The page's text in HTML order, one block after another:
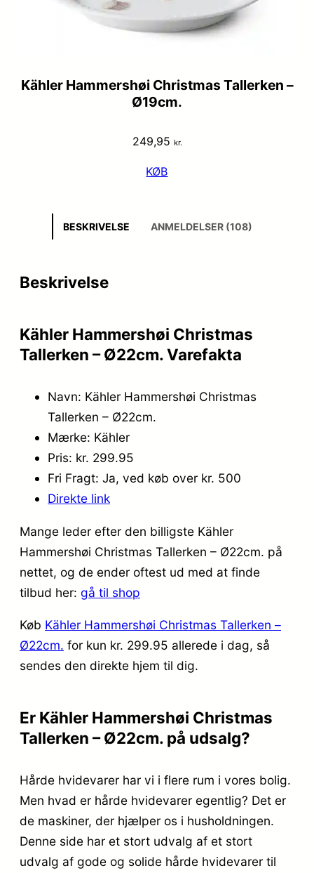
Kähler Hammershøi Christmas Tallerken –
Ø19cm.
249,95 kr.
KØB
BESKRIVELSE ANMELDELSER (108)
Beskrivelse
Kähler Hammershøi Christmas
Tallerken – Ø22cm. Varefakta
Navn: Kähler Hammershøi Christmas
Tallerken – Ø22cm.
Mærke: Kähler
Pris: kr. 299.95
Fri Fragt: Ja, ved køb over kr. 500
Direkte link
Mange leder efter den billigste Kähler
Hammershøi Christmas Tallerken – Ø22cm. på
nettet, og de ender oftest ud med at finde
tilbud her: gå til shop
Køb Kähler Hammershøi Christmas Tallerken –
Ø22cm. for kun kr. 299.95 allerede i dag, så
sendes den direkte hjem til dig.
Er Kähler Hammershøi Christmas
Tallerken – Ø22cm. på udsalg?
Hårde hvidevarer har vi i flere rum i vores bolig.
Men hvad er hårde hvidevarer egentlig? Det er
de maskiner, der hjælper os i husholdningen.
Denne side har et stort udvalg af et stort
udvalg af gode og solide hårde hvidevarer til